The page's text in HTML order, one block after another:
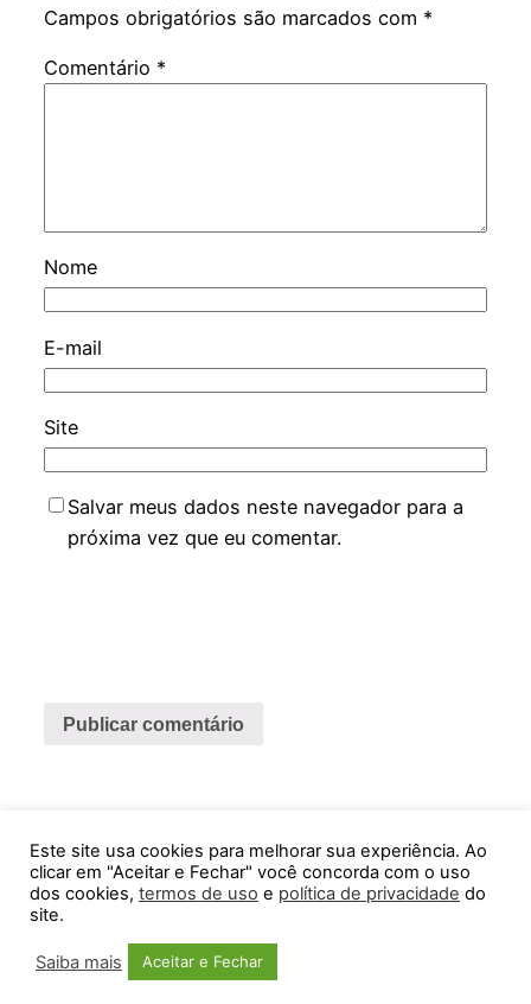
Campos obrigatórios são marcados com *
Comentário *
Nome
E-mail
Site
Salvar meus dados neste navegador para a
próxima vez que eu comentar.
Feira Virtual ABCDMRR
Este site usa cookies para melhorar sua experiência. Ao
clicar em "Aceitar e Fechar" você concorda com o uso
dos cookies, termos de uso e política de privacidade do
site.
Saiba mais Aceitar e Fechar